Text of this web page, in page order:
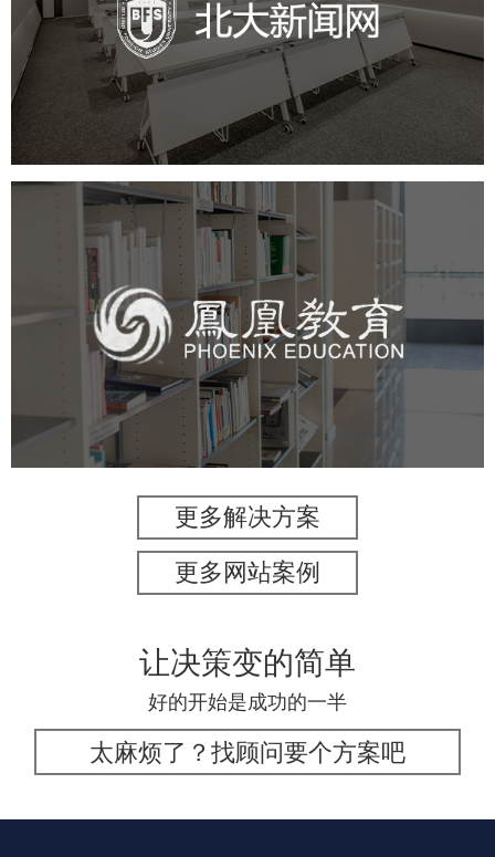
培训教育 品牌官网 高校
学校网站建设
教育网站建设
凤凰教育
培训教育 高校 教育网站建设
学校网站建设
大学网站建设
高校网站建设
更多解决方案
更多网站案例
让决策变的简单
好的开始是成功的一半
太麻烦了？找顾问要个方案吧